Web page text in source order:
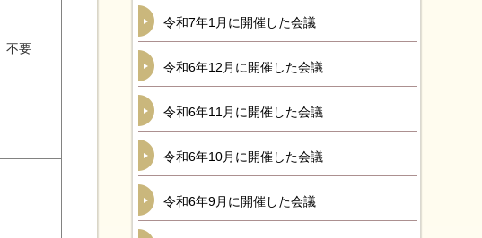
不要
令和7年1月に開催した会議
令和6年12月に開催した会議
令和6年11月に開催した会議
令和6年10月に開催した会議
令和6年9月に開催した会議